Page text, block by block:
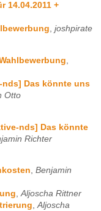
14.04.2011 +
, joshpirate
Das könnte uns
Otto
nds] Das könnte
Richter
, Benjamin
,Aljoscha Rittner
,Aljoscha